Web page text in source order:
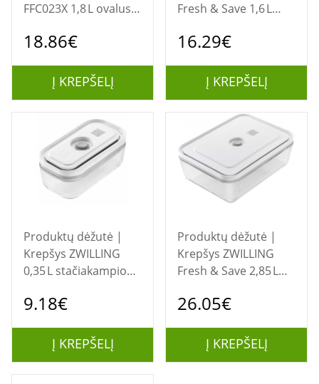
FFC023X 1,8 L ovalus
„Box“
18.86€
Į KREPŠELĮ
Fresh & Save 1,6 L
laikymo indas
16.29€
Į KREPŠELĮ
Produktų dėžutė |
Krepšys ZWILLING
0,35 L stačiakampio
laikymo indas „Box“
9.18€
Į KREPŠELĮ
Produktų dėžutė |
Krepšys ZWILLING
Fresh & Save 2,85 L
laikymo indas
26.05€
Į KREPŠELĮ